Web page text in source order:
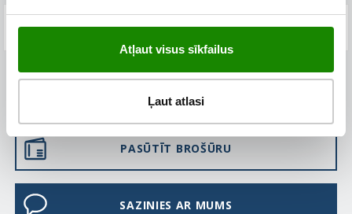
Atļaut visus sīkfailus
Ļaut atlasi
BUJ
PASŪTĪT BROŠŪRU
SAZINIES AR MUMS